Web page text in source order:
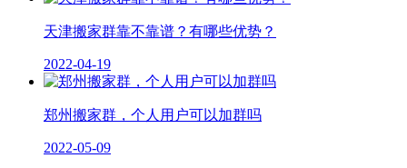
天津搬家群靠不靠谱？有哪些优势？
2022-04-19
郑州搬家群，个人用户可以加群吗
2022-05-09